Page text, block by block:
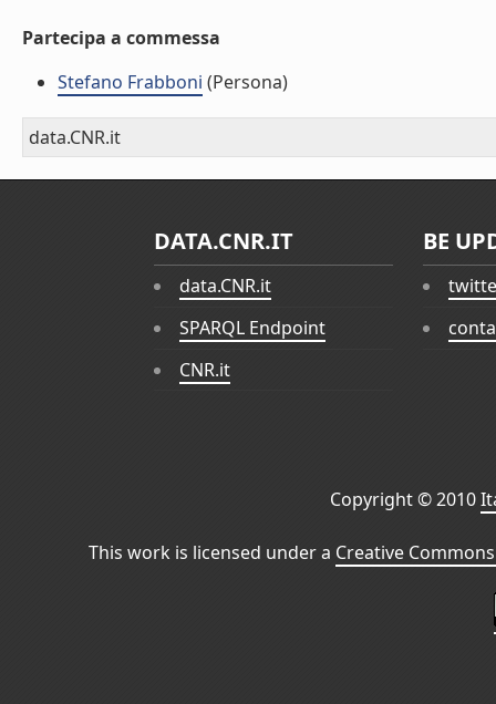
Partecipa a commessa
Stefano Frabboni (Persona)
data.CNR.it
DATA.CNR.IT
data.CNR.it
SPARQL Endpoint
CNR.it
BE
Copyright © 2010
This work is licensed under a Creative